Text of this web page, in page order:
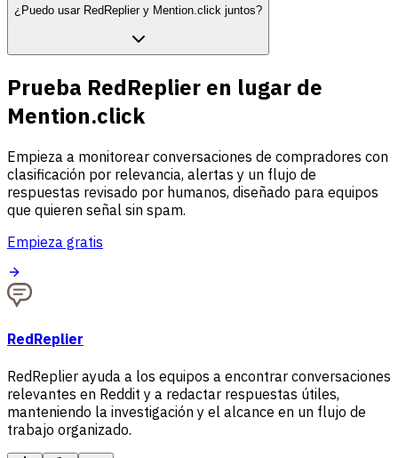
¿Puedo usar RedReplier y Mention.click juntos?
Prueba RedReplier en lugar de
Mention.click
Empieza a monitorear conversaciones de compradores con
clasificación por relevancia, alertas y un flujo de
respuestas revisado por humanos, diseñado para equipos
que quieren señal sin spam.
Empieza gratis
RedReplier
RedReplier ayuda a los equipos a encontrar conversaciones
relevantes en Reddit y a redactar respuestas útiles,
manteniendo la investigación y el alcance en un flujo de
trabajo organizado.